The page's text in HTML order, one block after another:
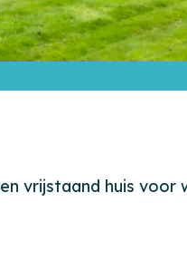
vrijstaand huis voor